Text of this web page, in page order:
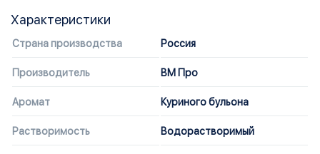
Характеристики
Страна производства Россия
Производитель ВМ Про
Аромат Куриного бульона
Растворимость Водорастворимый